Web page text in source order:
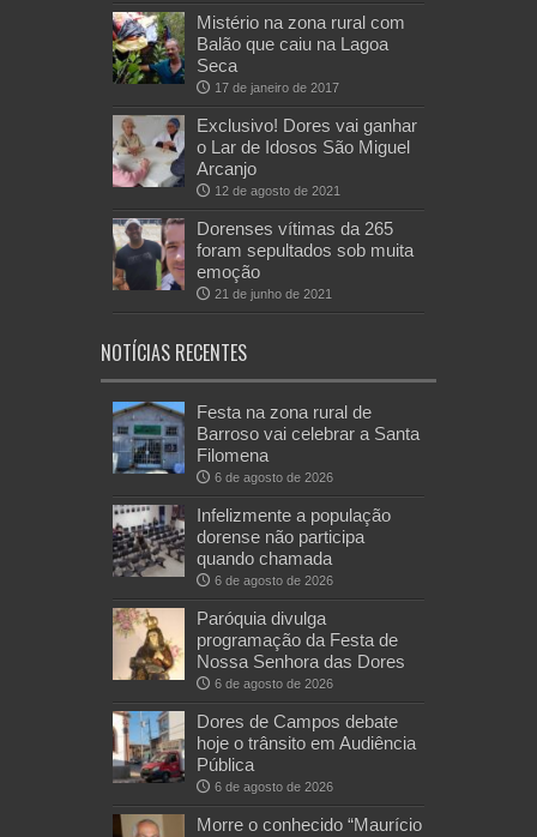
Mistério na zona rural com
Balão que caiu na Lagoa
Seca
17 de janeiro de 2017
Exclusivo! Dores vai ganhar
o Lar de Idosos São Miguel
Arcanjo
12 de agosto de 2021
Dorenses vítimas da 265
foram sepultados sob muita
emoção
21 de junho de 2021
NOTÍCIAS RECENTES
Festa na zona rural de
Barroso vai celebrar a Santa
Filomena
6 de agosto de 2026
Infelizmente a população
dorense não participa
quando chamada
6 de agosto de 2026
Paróquia divulga
programação da Festa de
Nossa Senhora das Dores
6 de agosto de 2026
Dores de Campos debate
hoje o trânsito em Audiência
Pública
6 de agosto de 2026
Morre o conhecido “Maurício